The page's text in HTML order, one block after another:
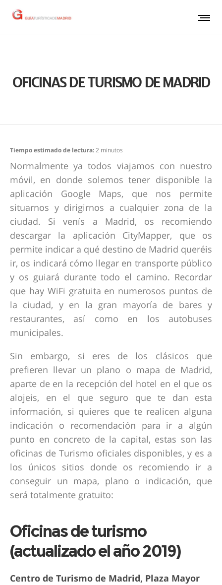
OFICINAS DE TURISMO DE MADRID
Tiempo estimado de lectura:2 minutos
Normalmente ya todos viajamos con nuestro
móvil, en donde solemos tener disponible la
aplicación Google Maps, que nos permite
situarnos y dirigirnos a cualquier zona de la
ciudad. Si venís a Madrid, os recomiendo
descargar la aplicación CityMapper, que os
permite indicar a qué destino de Madrid queréis
ir, os indicará cómo llegar en transporte público
y os guiará durante todo el camino. Recordar
que hay WiFi gratuita en numerosos puntos de
la ciudad, y en la gran mayoría de bares y
restaurantes, así como en los autobuses
municipales.
Sin embargo, si eres de los clásicos que
prefieren llevar un plano o mapa de Madrid,
aparte de en la recepción del hotel en el que os
alojeis, en el que seguro que te dan esta
información, si quieres que te realicen alguna
indicación o recomendación para ir a algún
punto en concreto de la capital, estas son las
oficinas de Turismo oficiales disponibles, y es a
los únicos sitios donde os recomiendo ir a
conseguir un mapa, plano o indicación, que
será totalmente gratuito:
Oficinas de turismo
(actualizado el año 2019)
Centro de Turismo de Madrid, Plaza Mayor